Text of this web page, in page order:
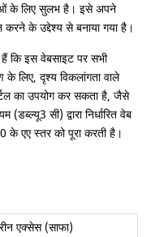
के लिए सुलभ है। इसे अपने
के उद्देश्य से बनाया गया है।
हैं कि इस वेबसाइट पर सभी
के लिए, दृश्य विकलांगता वाले
का उपयोग कर सकता है, जैसे
सी) द्वारा निर्धारित वेब
के एए स्तर को पूरा करती है।
एक्सेस (साफा)